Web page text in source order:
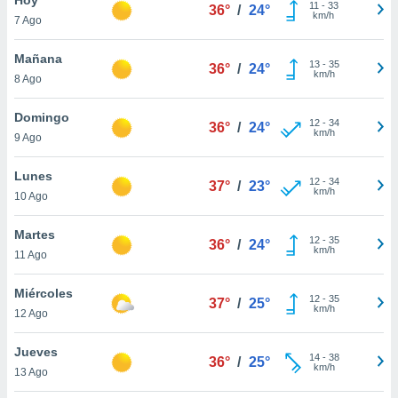
en
más
nuestra
de
cookies
aceptar
7 Ago
36° / 24° 11 - 33
km/h
Mañana
8 Ago
36° / 24° 13- 35
km/h
Domingo
9 Ago
36° / 24° 12- 34
km/h
Lunes
10 Ago
37° / 23° 12- 34
km/h
Martes
11 Ago
36° / 24° 12- 35
km/h
Miércoles
12 Ago
37° / 25° 12- 35
km/h
Jueves
13 Ago
36° / 25° 14- 38
km/h